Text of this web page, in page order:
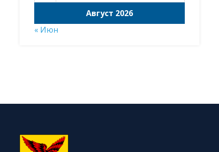
Август 2026
« Июн